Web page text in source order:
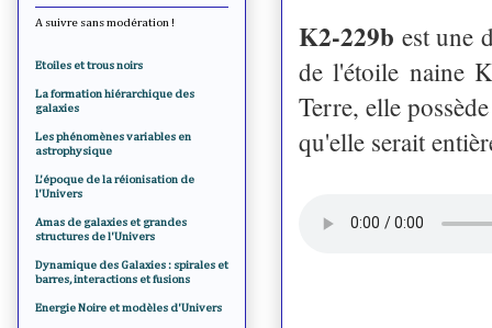
K2-229b est une
de l'étoile naine
Terre, elle
qu'elle serait
A suivre sans modération !
Etoiles et trous noirs
La formation hiérarchique des
galaxies
Les phénomènes variables en
astrophysique
L'époque de la réionisation de
l'Univers
Amas de galaxies et grandes
structures de l'Univers
Dynamique des Galaxies : spirales et
barres, interactions et fusions
Energie Noire et modèles d'Univers